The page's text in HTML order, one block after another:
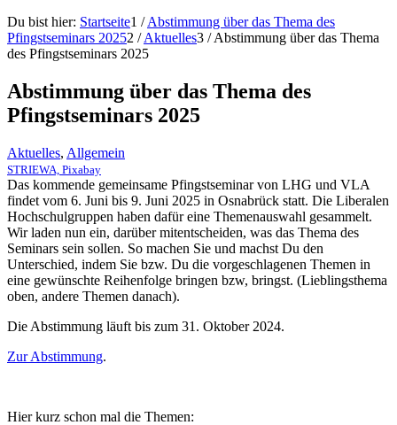
Du bist hier: Startseite1 / Abstimmung über das Thema des
Pfingstseminars 20252 / Aktuelles3 / Abstimmung über das Thema
des Pfingstseminars 2025
Abstimmung über das Thema des
Pfingstseminars 2025
Aktuelles, Allgemein
STRIEWA, Pixabay
Das kommende gemeinsame Pfingstseminar von LHG und VLA
findet vom 6. Juni bis 9. Juni 2025 in Osnabrück statt. Die Liberalen
Hochschulgruppen haben dafür eine Themenauswahl gesammelt.
Wir laden nun ein, darüber mitentscheiden, was das Thema des
Seminars sein sollen. So machen Sie und machst Du den
Unterschied, indem Sie bzw. Du die vorgeschlagenen Themen in
eine gewünschte Reihenfolge bringen bzw, bringst. (Lieblingsthema
oben, andere Themen danach).
Die Abstimmung läuft bis zum 31. Oktober 2024.
Zur Abstimmung.
Hier kurz schon mal die Themen: